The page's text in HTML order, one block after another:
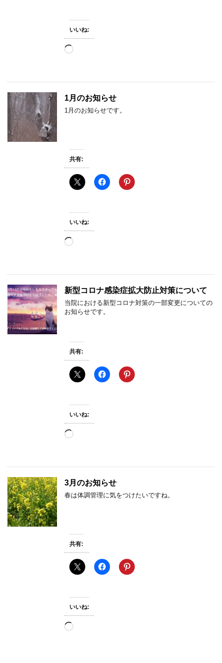
いいね:
読
み
1月のお知らせ
1月のお知らせです。
共有:
いいね:
読
み
新型コロナ感染症拡大防止対策について
当院における新型コロナ対策の一部変更についての
お知らせです。
共有:
いいね:
読
み
3月のお知らせ
春は体調管理に気をつけたいですね。
共有:
いいね:
読